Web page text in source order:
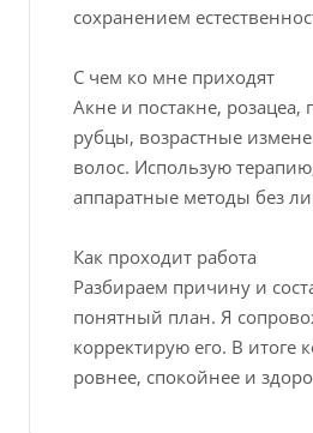
сохранением
С чем ко мне приходят
Акне и постакне, розацеа,
рубцы, возрастные
волос. Использую
аппаратные методы без
Как проходит работа
Разбираем причину и
понятный план. Я
корректирую его. В итоге
ровнее, спокойнее и